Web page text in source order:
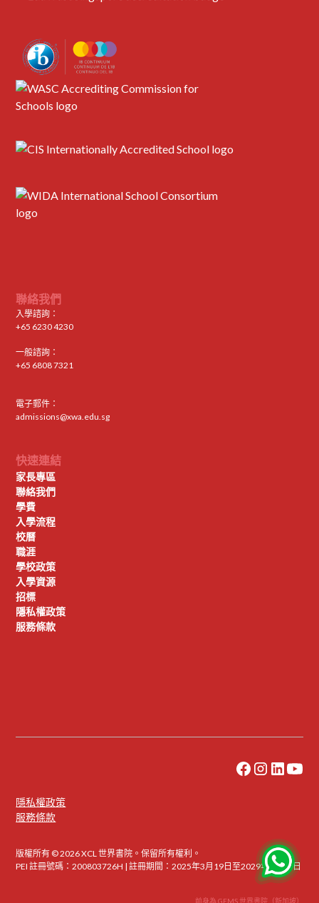
聯絡我們
入學諮詢：
+65 6230 4230
一般諮詢：
+65 6808 7321
電子郵件：
admissions@xwa.edu.sg
快速連結
家長專區
聯絡我們
學費
入學流程
校曆
職涯
學校政策
入學資源
招標
隱私權政策
服務條款
版權所有 © 2026 XCL 世界書院。保留所有權利。
PEI 註冊號碼：200803726H | 註冊期間：2025年3月19日至2029年3月18日
隱私權政策
服務條款
前身為 GEMS 世界書院（新加坡）